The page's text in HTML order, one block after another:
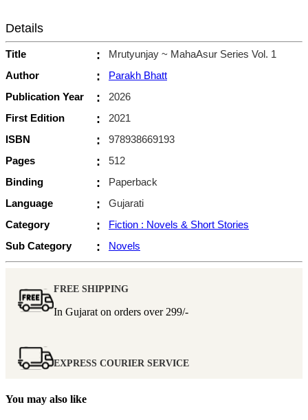
Details
Title :
Mrutyunjay ~ MahaAsur Series Vol. 1
Author
:
Parakh Bhatt
Publication Year
:
2026
First Edition
:
2021
ISBN
:
978938669193
Pages
:
512
Binding
:
Paperback
Language
:
Gujarati
Category
:
Fiction : Novels & Short Stories
Sub Category
: Novels
FREE SHIPPING
In Gujarat on orders over 299/-
EXPRESS COURIER SERVICE
You may also like